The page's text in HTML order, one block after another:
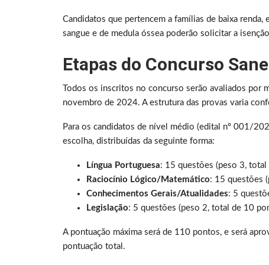
Candidatos que pertencem a famílias de baixa
sangue e de medula óssea poderão solicitar a
Etapas do Concurso
Todos os inscritos no concurso serão avaliados por
novembro de 2024. A estrutura das provas varia
Para os candidatos de nível médio (edital nº 001/
escolha, distribuídas da seguinte forma:
Língua Portuguesa: 15 questões (peso 3,
Raciocínio Lógico/Matemático: 15 questões
Conhecimentos Gerais/Atualidades: 5
Legislação: 5 questões (peso 2, total de 10
A pontuação máxima será de 110 pontos, e será
pontuação total.